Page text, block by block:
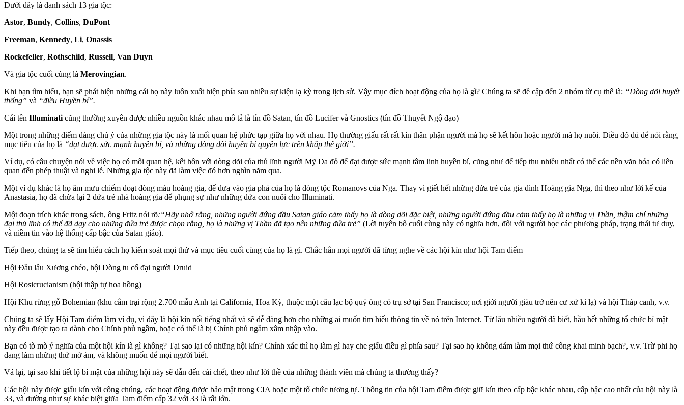
Dưới đây là danh sách 13 gia tộc:
Astor, Bundy, Collins, DuPont
Freeman, Kennedy, Li, Onassis
Rockefeller, Rothschild, Russell, Van Duyn
Và gia tộc cuối cùng là Merovingian.
Khi bạn tìm hiểu, bạn sẽ phát hiện những cái họ này luôn xuất hiện phía sau nhiều sự kiện lạ kỳ trong lịch sử. Vậy mục đích hoạt động của họ là gì? Chúng ta sẽ đề cập đến 2 nhóm từ cụ thể là: “Dòng dõi huyết
thống” và “điều Huyền bí”.
Cái tên Illuminati cũng thường xuyên được nhiều nguồn khác nhau mô tả là tín đồ Satan, tín đồ Lucifer và Gnostics (tín đồ Thuyết Ngộ đạo)
Một trong những điểm đáng chú ý của những gia tộc này là mối quan hệ phức tạp giữa họ với nhau. Họ thường giấu rất rất kín thân phận người mà họ sẽ kết hôn hoặc người mà họ nuôi. Điều đó đủ để nói rằng,
mục tiêu của họ là “đạt được sức mạnh huyền bí, và những dòng dõi huyền bí quyền lực trên khắp thế giới”.
Ví dụ, có câu chuyện nói về việc họ có mối quan hệ, kết hôn với dòng dõi của thủ lĩnh người Mỹ Da đỏ để đạt được sức mạnh tâm linh huyền bí, cũng như để tiếp thu nhiều nhất có thể các nền văn hóa có liên
quan đến phép thuật và nghi lễ. Những gia tộc này đã làm việc đó hơn nghìn năm qua.
Một ví dụ khác là họ âm mưu chiếm đoạt dòng máu hoàng gia, để đưa vào gia phả của họ là dòng tộc Romanovs của Nga. Thay vì giết hết những đứa trẻ của gia đình Hoàng gia Nga, thì theo như lời kể của
Anastasia, họ đã chừa lại 2 đứa trẻ nhà hoàng gia để phụng sự như những đứa con nuôi cho Illuminati.
Một đoạn trích khác trong sách, ông Fritz nói rõ:“Hãy nhớ rằng, những người đứng đầu Satan giáo cảm thấy họ là dòng dõi đặc biệt, những người đứng đầu cảm thấy họ là những vị Thần, thậm chí những
đại thủ lĩnh có thể đã dạy cho những đứa trẻ được chọn rằng, họ là những vị Thần đã tạo nên những đứa trẻ” (Lời tuyên bố cuối cùng này có nghĩa hơn, đối với người học các phương pháp, trạng thái tư duy,
và niềm tin vào hệ thống cấp bậc của Satan giáo).
Tiếp theo, chúng ta sẽ tìm hiểu cách họ kiểm soát mọi thứ và mục tiêu cuối cùng của họ là gì. Chắc hẳn mọi người đã từng nghe về các hội kín như hội Tam điểm
Hội Đầu lâu Xương chéo, hội Dòng tu cổ đại người Druid
Hội Rosicrucianism (hội thập tự hoa hồng)
Hội Khu rừng gỗ Bohemian (khu cắm trại rộng 2.700 mẫu Anh tại California, Hoa Kỳ, thuộc một câu lạc bộ quý ông có trụ sở tại San Francisco; nơi giới người giàu trở nên cư xử kì lạ) và hội Tháp canh, v.v.
Chúng ta sẽ lấy Hội Tam điểm làm ví dụ, vì đây là hội kín nổi tiếng nhất và sẽ dễ dàng hơn cho những ai muốn tìm hiểu thông tin về nó trên Internet. Từ lâu nhiều người đã biết, hầu hết những tổ chức bí mật
này đều được tạo ra dành cho Chính phủ ngầm, hoặc có thể là bị Chính phủ ngầm xâm nhập vào.
Bạn có tò mò ý nghĩa của một hội kín là gì không? Tại sao lại có những hội kín? Chính xác thì họ làm gì hay che giấu điều gì phía sau? Tại sao họ không dám làm mọi thứ công khai minh bạch?, v.v. Trừ phi họ
đang làm những thứ mờ ám, và không muốn để mọi người biết.
Vả lại, tại sao khi tiết lộ bí mật của những hội này sẽ dẫn đến cái chết, theo như lời thề của những thành viên mà chúng ta thường thấy?
Các hội này được giấu kín với công chúng, các hoạt động được bảo mật trong CIA hoặc một tổ chức tương tự. Thông tin của hội Tam điểm được giữ kín theo cấp bậc khác nhau, cấp bậc cao nhất của hội này là
33, và dường như sự khác biệt giữa Tam điểm cấp 32 với 33 là rất lớn.